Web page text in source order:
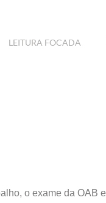
LEITURA FOCADA
o exame da OAB e